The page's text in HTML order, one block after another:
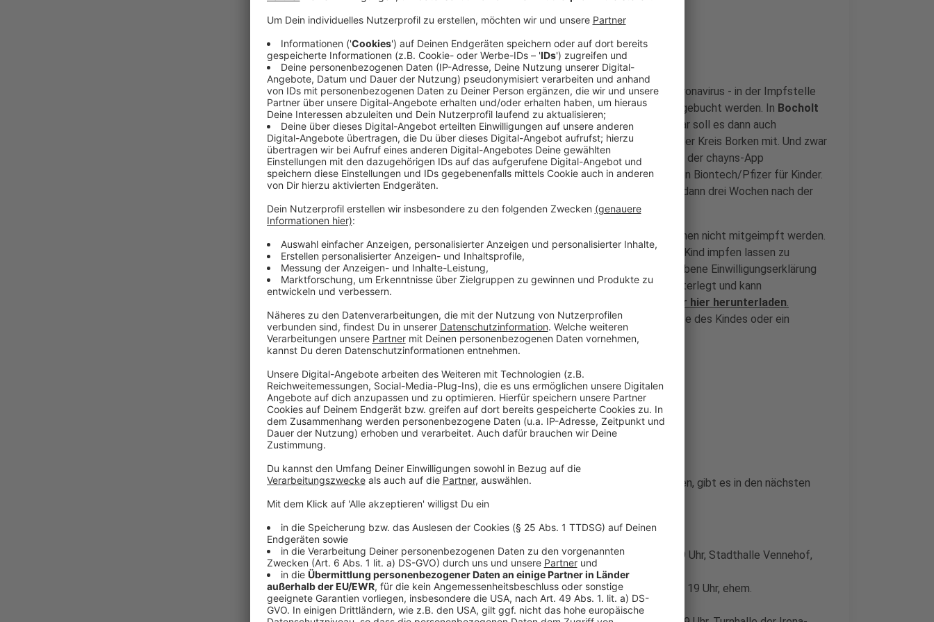
Impftermine in Borken und Bocholt
Anzeige
InBorken impft der Kreis am 30. Dezember Kinder gegen das Coronavirus - in der Impfstelle
im Vennehof. Die Termine können ab sofort über die chayns-App gebucht werden. In Bocholt
ist der erste Impftermin für Kinder am 5. Januar geplant. Ab Januar soll es dann auch
regelmäßige Corona-Impftage für 5 bis 11-Jährige geben, teilte der Kreis Borken mit. Und zwar
jeden Freitag und Samstag. Die Termine sollen jeweils Montags in der chayns-App
freigeschaltet werden. Verimpft wird der Impfstoff Comirnaty von Biontech/Pfizer für Kinder.
Die Zweitimpfung der Kinder zwischen fünf und elf Jahren sollte dann drei Wochen nach der
Erstimpfung stattfinden.Hier könnt Ihr die Termine buchen.
Begleitpersonen oder ältere Geschwisterkinder ab 12 Jahren können nicht mitgeimpft werden.
Die Begleitung einer erwachsenen Person ist erforderlich. Um ein Kind impfen lassen zu
können, muss zudem eine von allen Sorgeberechtigen unterschriebene Einwilligungserklärung
im Original vorgelegt werden. Diese ist beim Buchungssystem hinterlegt und kann
Diesen könnt Ihr hier herunterladen.
Ebenfalls vorgelegt werden muss entweder eine Gesundheitskarte des Kindes oder ein
gültiges Ausweisdokument.
Weitere Impfangebote ohne Termin ab 12 Jahren
Anzeige
Für alleab 12 Jahren, die sich ohne Termin impfen lassen möchten, gibt es in den nächsten
Wochen weitere Angebote in Borken, Bocholt, Ahaus und Gronau.
Hier der Überblick:
Dienstag, 28.12., und Mittwoch, 29.12.2021: Borken, 13 bis 19 Uhr, Stadthalle Vennehof,
Am Vennehof 1
Dienstag, 04.01., und Donnerstag, 06.01.2022: Bocholt, 13 bis 19 Uhr, ehem.
Sparkassengebäude, Markt 8